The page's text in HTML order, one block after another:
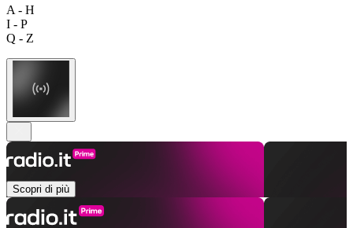
A - H
I - P
Q - Z
Scopri di più